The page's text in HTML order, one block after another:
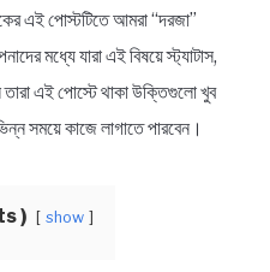
এই পোস্টটিতে আমরা “দরজা”
মধ্যে যারা এই বিষয়ে স্ট্যাটাস,
এই পোস্টে থাকা উক্তিগুলো খুব
সময়ে কাজে লাগাতে পারবেন।
) show